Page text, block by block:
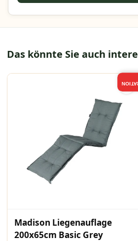
Das könnte Sie auch
Madison Liegenauflage
200x65cm Basic Grey